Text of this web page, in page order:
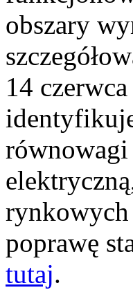
obszary
14
równowagi
rynkowych
poprawę
tutaj.